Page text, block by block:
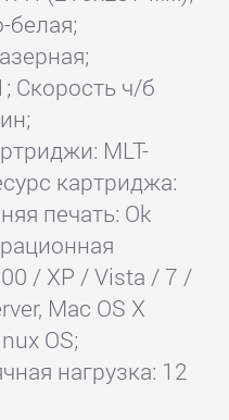
белая;
Скорость ч/б
MLT-
картриджа:
печать: Ok
/ XP / Vista / 7 /
Mac OS X
OS;
нагрузка: 12